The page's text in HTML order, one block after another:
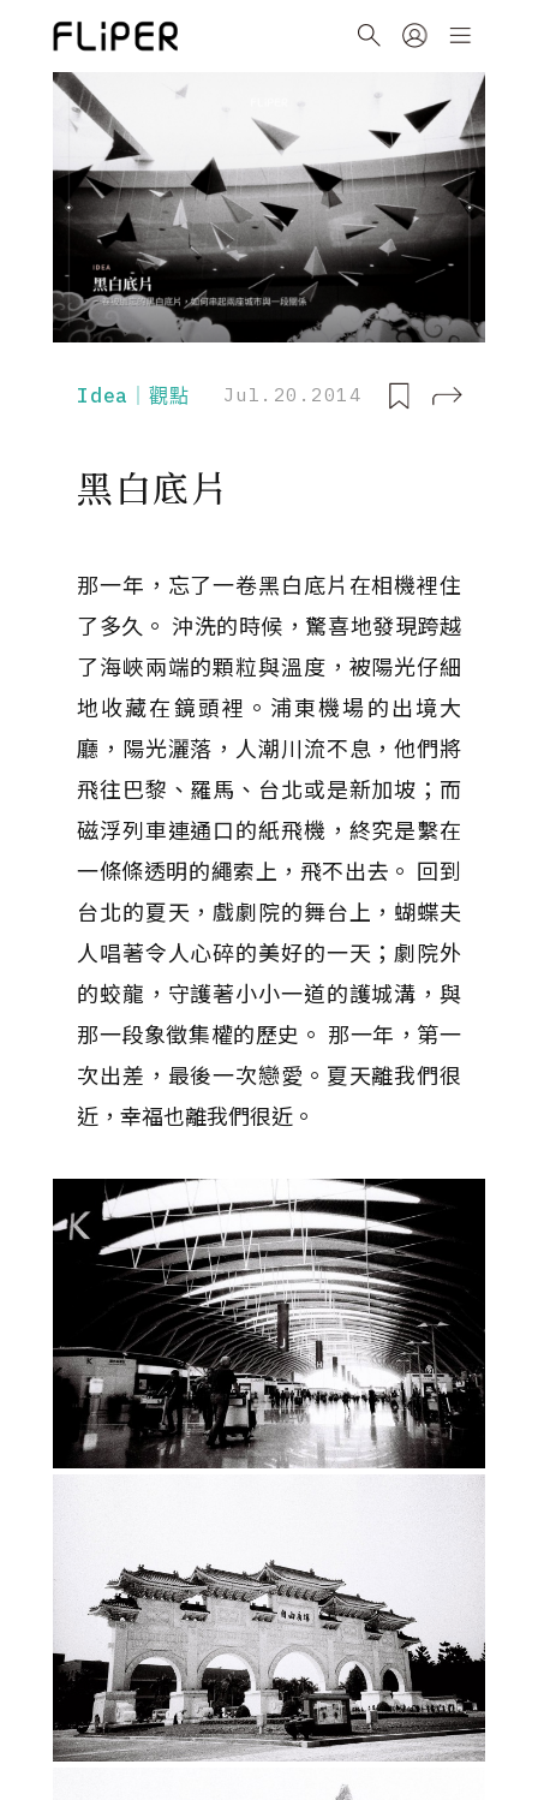
Idea｜觀點 Jul.20.2014
黑白底片
那一年，忘了一卷黑白底片在相機裡住
了多久。 沖洗的時候，驚喜地發現跨越
了海峽兩端的顆粒與溫度，被陽光仔細
地收藏在鏡頭裡。浦東機場的出境大
廳，陽光灑落，人潮川流不息，他們將
飛往巴黎、羅馬、台北或是新加坡；而
磁浮列車連通口的紙飛機，終究是繫在
一條條透明的繩索上，飛不出去。 回到
台北的夏天，戲劇院的舞台上，蝴蝶夫
人唱著令人心碎的美好的一天；劇院外
的蛟龍，守護著小小一道的護城溝，與
那一段象徵集權的歷史。 那一年，第一
次出差，最後一次戀愛。夏天離我們很
近，幸福也離我們很近。